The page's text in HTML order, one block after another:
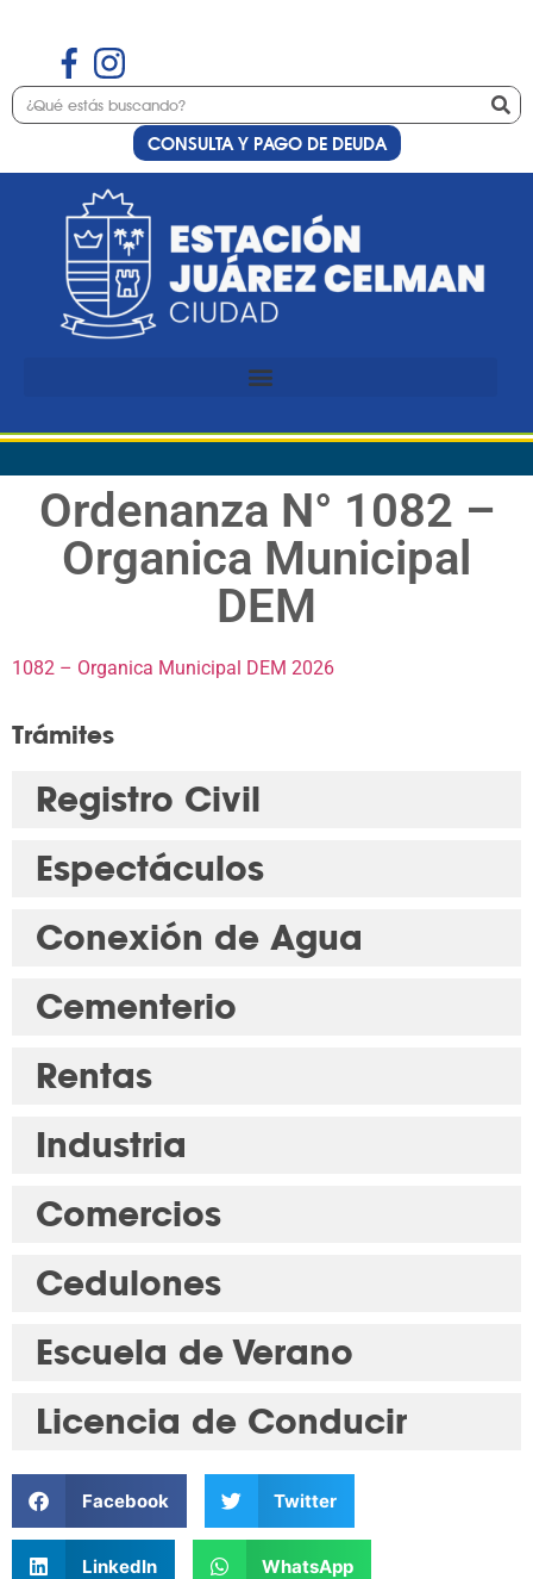
CONSULTA Y PAGO DE DEUDA
Ordenanza N° 1082 –
Organica Municipal
DEM
1082 – Organica Municipal DEM 2026
Trámites
Registro Civil
Espectáculos
Conexión de Agua
Cementerio
Rentas
Industria
Comercios
Cedulones
Escuela de Verano
Licencia de Conducir
Facebook Twitter
LinkedIn WhatsApp